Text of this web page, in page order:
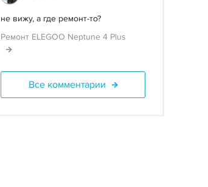
не вижу, а где ремонт-то?
Ремонт ELEGOO Neptune 4 Plus
Все комментарии